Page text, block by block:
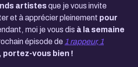
artistesque je vous invite
et à apprécier pleinement pour
moi je vous dis à la semaine
épisode de 1 rappeur, 1
portez-vous bien !